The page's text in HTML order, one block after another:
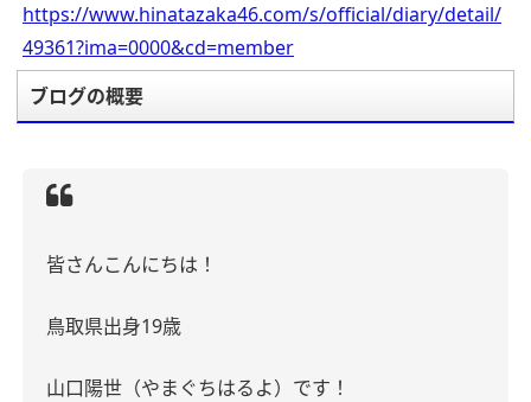
https://www.hinatazaka46.com/s/official/diary/detail/
49361?ima=0000&cd=member
ブログの概要
皆さんこんにちは！
鳥取県出身19歳
山口陽世（やまぐちはるよ）です！